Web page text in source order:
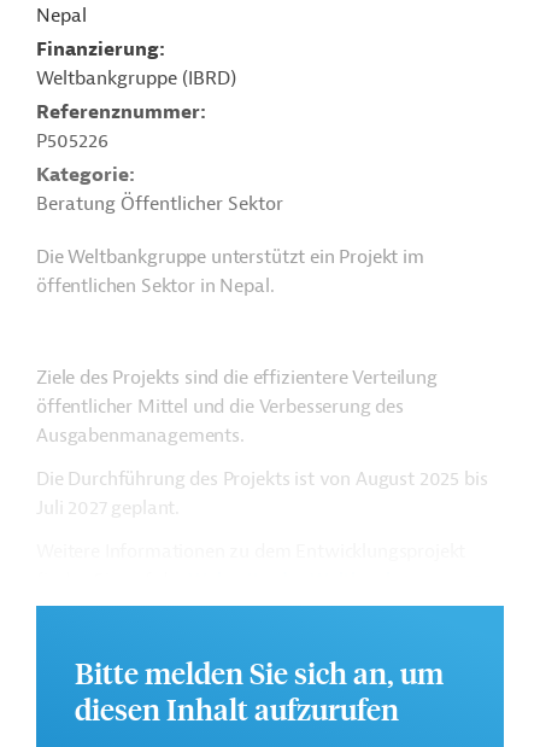
Nepal
Finanzierung
Weltbankgruppe (IBRD)
Referenznummer
P505226
Kategorie
Beratung Öffentlicher Sektor
Die Weltbankgruppe unterstützt ein Projekt im
öffentlichen Sektor in Nepal.
Ziele des Projekts sind die effizientere Verteilung
öffentlicher Mittel und die Verbesserung des
Ausgabenmanagements.
Die Durchführung des Projekts ist von August 2025 bis
Juli 2027 geplant.
und im Originaldokument, das zum Download
GTAI informiert über dieWeltbankgruppe:
Schwerpunkte, Regularien und praktische Hinweise zur
Bitte melden Sie sich an, um
diesen Inhalt aufzurufen